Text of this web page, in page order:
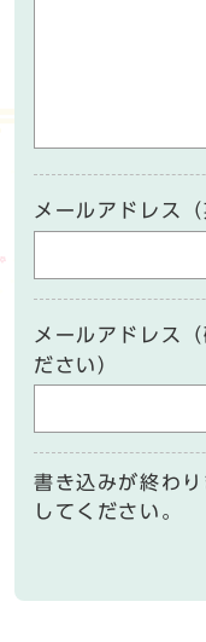
メールアドレス（
メールアドレス
ださい）
書き込みが終わ
してください。